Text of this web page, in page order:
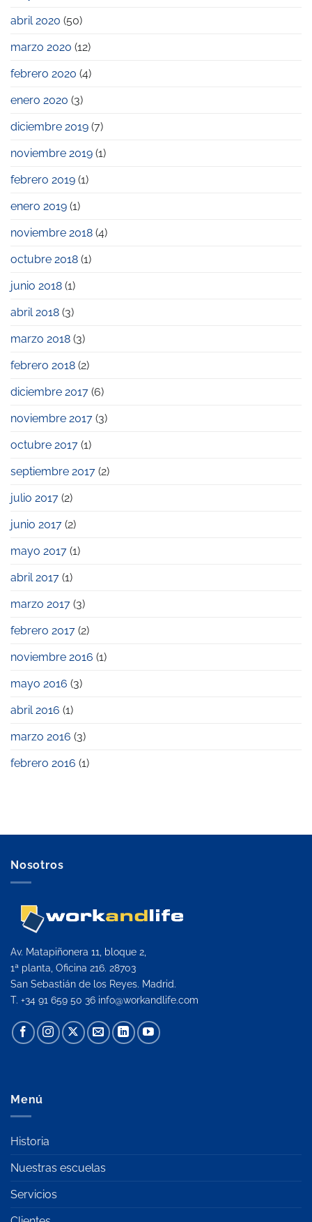
abril 2020 (50)
marzo 2020 (12)
febrero 2020 (4)
enero 2020 (3)
diciembre 2019 (7)
noviembre 2019 (1)
febrero 2019 (1)
enero 2019 (1)
noviembre 2018 (4)
octubre 2018 (1)
junio 2018 (1)
abril 2018 (3)
marzo 2018 (3)
febrero 2018 (2)
diciembre 2017 (6)
noviembre 2017 (3)
octubre 2017 (1)
septiembre 2017 (2)
julio 2017 (2)
junio 2017 (2)
mayo 2017 (1)
abril 2017 (1)
marzo 2017 (3)
febrero 2017 (2)
noviembre 2016 (1)
mayo 2016 (3)
abril 2016 (1)
marzo 2016 (3)
febrero 2016 (1)
Nosotros
Av. Matapiñonera 11, bloque 2,
1ª planta, Oficina 216. 28703
San Sebastián de los Reyes. Madrid.
T. +34 91 659 50 36 info@workandlife.com
Menú
Historia
Nuestras escuelas
Servicios